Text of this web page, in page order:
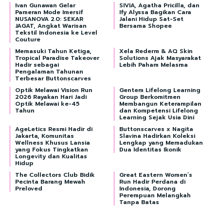
Ivan Gunawan Gelar
Pameran Mode Imersif
NUSANOVA 2.0: SEKAR
JAGAT, Angkat Warisan
Tekstil Indonesia ke Level
Couture
SIVIA, Agatha Pricilla, dan
Ify Alyssa Bagikan Cara
Jalani Hidup Sat-Set
Bersama Shopee
Memasuki Tahun Ketiga,
Tropical Paradise Takeover
Hadir sebagai
Pengalaman Tahunan
Terbesar Buttonscarves
Xela Rederm & AQ Skin
Solutions Ajak Masyarakat
Lebih Paham Melasma
Optik Melawai Vision Run
2026 Rayakan Hari Jadi
Optik Melawai ke-45
Tahun
Gentem Lifelong Learning
Group Berkomitmen
Membangun Keterampilan
dan Kompetensi Lifelong
Learning Sejak Usia Dini
AgeLetics Resmi Hadir di
Jakarta, Komunitas
Wellness Khusus Lansia
yang Fokus Tingkatkan
Longevity dan Kualitas
Hidup
Buttonscarves x Nagita
Slavina Hadirkan Koleksi
Lengkap yang Memadukan
Dua Identitas Ikonik
The Collectors Club Bidik
Pecinta Barang Mewah
Preloved
Great Eastern Women’s
Run Hadir Perdana di
Indonesia, Dorong
Perempuan Melangkah
Tanpa Batas